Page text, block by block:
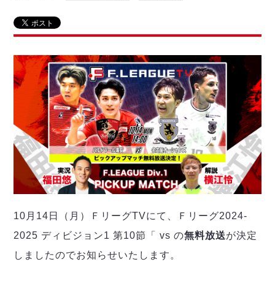
順位表
戦績表
警告・退場・出場停止選手
個人ランキング｜ゴール
個人ランキング｜シュート
個人ランキング｜シュート成功率
個人ランキング｜第2PK
メットライフ生命Ｆリーグカップ 2026
試合日程・結果
アリーナ情報
チケット情報
過去の記録
シュライカー大阪
ボルクバレット北九州
バサジィ大分
メットライフ生命Ｆ２リーグ
ヴォスクオーレ仙台
マルバ水戸FC
リガーレヴィア葛飾
Y．S．C．C．横浜
ヴィンセドール白山
アグレミーナ浜松
デウソン神戸
ポルセイド浜田
ミラクルスマイル新居浜
大会概要
リーグ要項
クラブライセンス関連
アリーナ観戦マナー&ルール
過去の試合記録
ディビジョン2 試合記録
Ｆリーグカップ 試合記録
リーグ統計データ
記念ゴール
ハットトリック
担当審判員
選手の通算記録（Ｆ１）
エスポラーダ北海道
バルドラール浦安
プロジェクト
ABeam AWARD
DIVISION01
DIVISION02
10月14日（月）ＦリーグTVにて、Ｆリーグ2024-
2025 ディビジョン1 第10節「
vsの無料放送が決定
しましたのでお知らせいたします。